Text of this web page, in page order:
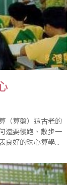
（算盤）這古老的
還要慢跑、散步一
良好的珠心算學
積了耐力、毅力及
童的腦力開發具有